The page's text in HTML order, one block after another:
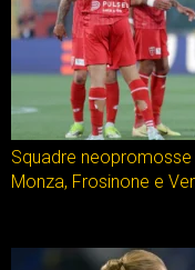
Squadre
Monza, Frosinone e